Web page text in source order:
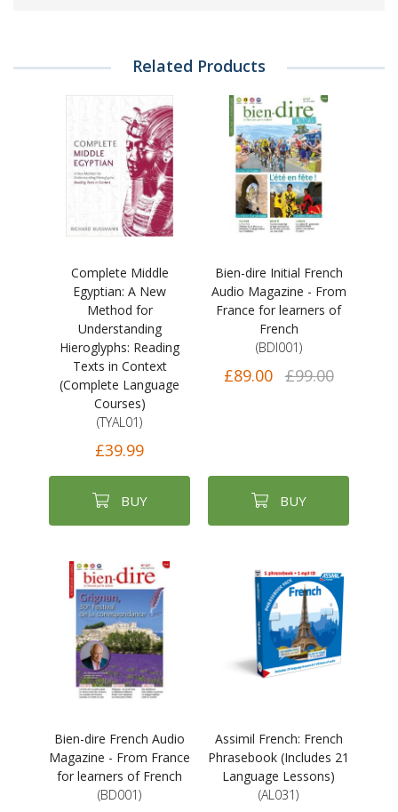
Related Products
Complete Middle
Egyptian: A New
Method for
Understanding
Hieroglyphs: Reading
Texts in Context
(Complete Language
Courses)
(TYAL01)
£39.99
BUY
Bien-dire Initial French
Audio Magazine - From
France for learners of
French
(BDI001)
£89.00 £99.00
BUY
Bien-dire French Audio
Magazine - From France
for learners of French
(BD001)
Assimil French: French
Phrasebook (Includes 21
Language Lessons)
(AL031)